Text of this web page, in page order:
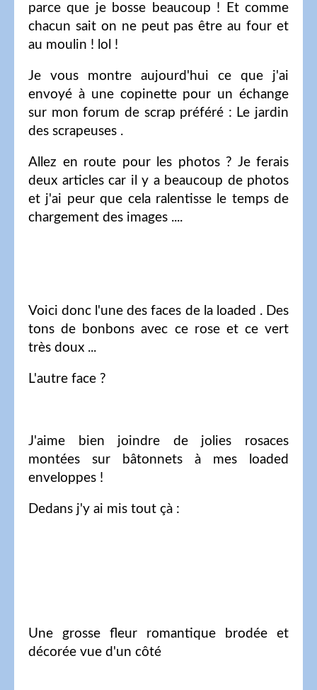
parce que je bosse beaucoup ! Et comme
chacun sait on ne peut pas être au four et
au moulin ! lol !
Je vous montre aujourd'hui ce que j'ai
envoyé à une copinette pour un échange
sur mon forum de scrap préféré : Le jardin
des scrapeuses .
Allez en route pour les photos ? Je ferais
deux articles car il y a beaucoup de photos
et j'ai peur que cela ralentisse le temps de
chargement des images ....
Voici donc l'une des faces de la loaded . Des
tons de bonbons avec ce rose et ce vert
très doux ...
L'autre face ?
J'aime bien joindre de jolies rosaces
montées sur bâtonnets à mes loaded
enveloppes !
Dedans j'y ai mis tout çà :
Une grosse fleur romantique brodée et
décorée vue d'un côté